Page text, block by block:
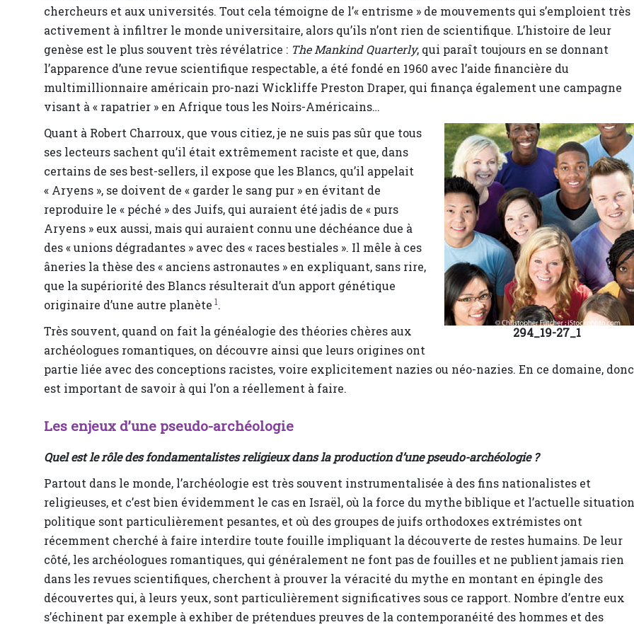
chercheurs et aux universités. Tout cela témoigne de l’« entrisme » de mouvements qui s’emploient très
activement à infiltrer le monde universitaire, alors qu’ils n’ont rien de scientifique. L’histoire de leur
genèse est le plus souvent très révélatrice : The Mankind Quarterly, qui paraît toujours en se donnant
l’apparence d’une revue scientifique respectable, a été fondé en 1960 avec l’aide financière du
multimillionnaire américain pro-nazi Wickliffe Preston Draper, qui finança également une campagne
visant à « rapatrier » en Afrique tous les Noirs-Américains…
294_19-27_1
Quant à Robert Charroux, que vous citiez, je ne suis pas sûr que tous
ses lecteurs sachent qu’il était extrêmement raciste et que, dans
certains de ses best-sellers, il expose que les Blancs, qu’il appelait
« Aryens », se doivent de « garder le sang pur » en évitant de
reproduire le « péché » des Juifs, qui auraient été jadis de « purs
Aryens » eux aussi, mais qui auraient connu une déchéance due à
des « unions dégradantes » avec des « races bestiales ». Il mêle à ces
âneries la thèse des « anciens astronautes » en expliquant, sans rire,
que la supériorité des Blancs résulterait d’un apport génétique
originaire d’une autre planète 1.
Très souvent, quand on fait la généalogie des théories chères aux
archéologues romantiques, on découvre ainsi que leurs origines ont
partie liée avec des conceptions racistes, voire explicitement nazies ou néo-nazies. En ce domaine,
est important de savoir à qui l’on a réellement à faire.
Les enjeux d’une pseudo-archéologie
Quel est le rôle des fondamentalistes religieux dans la production d’une pseudo-archéologie ?
Partout dans le monde, l’archéologie est très souvent instrumentalisée à des fins nationalistes et
religieuses, et c’est bien évidemment le cas en Israël, où la force du mythe biblique et l’actuelle situation
politique sont particulièrement pesantes, et où des groupes de juifs orthodoxes extrémistes ont
récemment cherché à faire interdire toute fouille impliquant la découverte de restes humains. De leur
côté, les archéologues romantiques, qui généralement ne font pas de fouilles et ne publient jamais rien
dans les revues scientifiques, cherchent à prouver la véracité du mythe en montant en épingle des
découvertes qui, à leurs yeux, sont particulièrement significatives sous ce rapport. Nombre d’entre eux
s’échinent par exemple à exhiber de prétendues preuves de la contemporanéité des hommes et des